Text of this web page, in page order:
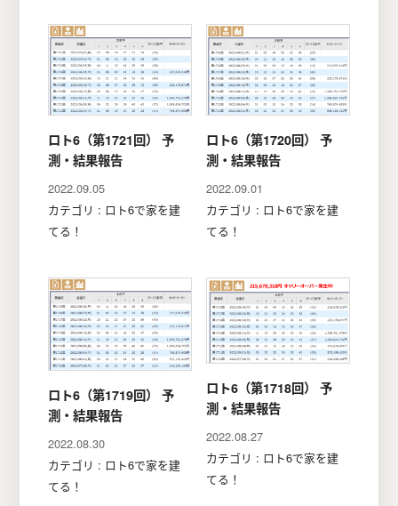
ロト6（第1721回） 予
測・結果報告
2022.09.05
カテゴリ : ロト6で家を建
てる！
ロト6（第1720回） 予
測・結果報告
2022.09.01
カテゴリ : ロト6で家を建
てる！
ロト6（第1719回） 予
測・結果報告
2022.08.30
カテゴリ : ロト6で家を建
てる！
ロト6（第1718回） 予
測・結果報告
2022.08.27
カテゴリ : ロト6で家を建
てる！